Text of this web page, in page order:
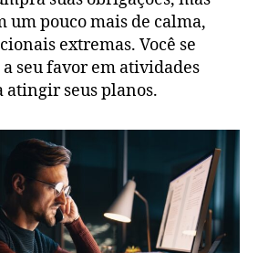
um pouco mais de calma,
extremas. Você se
a seu favor em atividades
atingir seus planos.